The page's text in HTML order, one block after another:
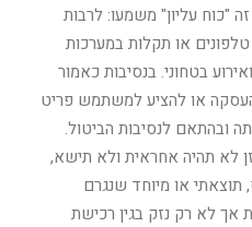
"כוח עליון" משמעו: לרבות
או תקלות במערכות
בטחוני. בנסיבות כאמור
או להציע למשתמש פריט
ובהתאם לנסיבות הביטול.
לא תהיה אחראית ולא תישא,
תוצאתי או מיוחד שנגרם
לא רק נזק בגין רכישת